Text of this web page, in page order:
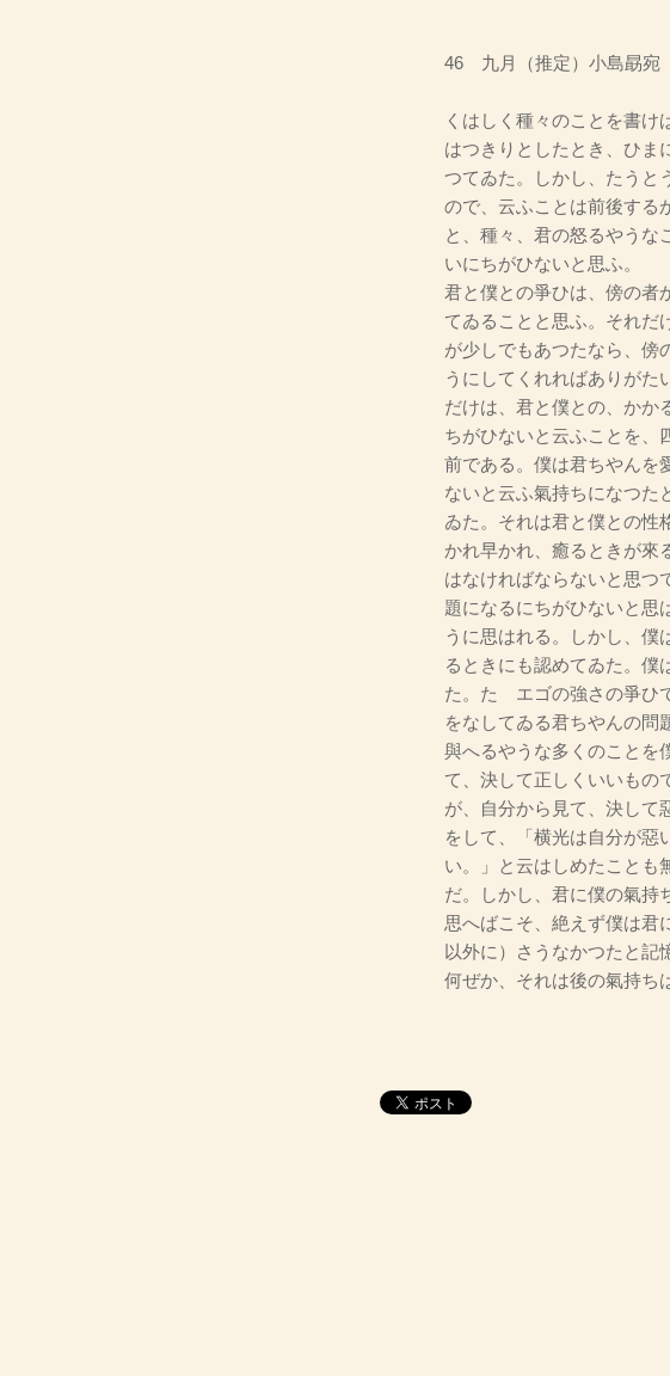
46 九月（推定）小島勗宛
くはしく種々のことを書
はつきりとしたとき、ひま
つてゐた。しかし、たうと
ので、云ふことは前後する
と、種々、君の怒るやうな
いにちがひないと思ふ。
君と僕との爭ひは、傍の者
てゐることと思ふ。それだ
が少しでもあつたなら、傍
うにしてくれればありがた
だけは、君と僕との、かか
ちがひないと云ふことを、
前である。僕は君ちやんを
ないと云ふ氣持ちになつた
ゐた。それは君と僕との性
かれ早かれ、癒るときが來
はなければならないと思つ
題になるにちがひないと思
うに思はれる。しかし、僕
るときにも認めてゐた。僕
た。たゞエゴの強さの爭ひ
をなしてゐる君ちやんの問
與へるやうな多くのことを
て、決して正しくいいもの
が、自分から見て、決して
をして、「横光は自分が惡
い。」と云はしめたことも
だ。しかし、君に僕の氣持
思へばこそ、絶えず僕は君
以外に）さうなかつたと記
何ぜか、それは後の氣持ち